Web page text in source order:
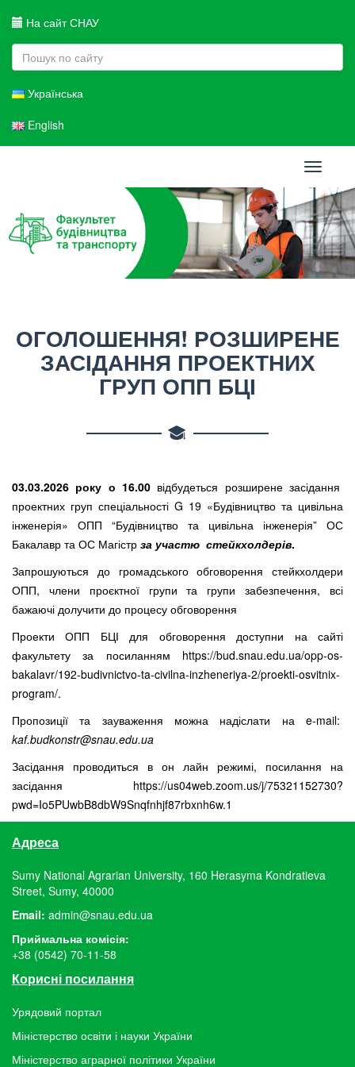
На сайт СНАУ
Українська
English
Toggle
ОГОЛОШЕННЯ! РОЗШИРЕНЕ
ЗАСІДАННЯ ПРОЕКТНИХ
ГРУП ОПП БЦІ
03.03.2026 року о 16.00 відбудеться розширене засідання
проектних груп спеціальності G 19 «Будівництво та цивільна
інженерія» ОПП “Будівництво та цивільна інженерія” ОС
Бакалавр та ОС Магістр за участю стейкхолдерів.
Запрошуються до громадського обговорення стейкхолдери
ОПП, члени проєктної групи та групи забезпечення, всі
бажаючі долучити до процесу обговорення
Проекти ОПП БЦІ для обговорення доступни на сайті
факультету за посиланням https://bud.snau.edu.ua/opp-os-
bakalavr/192-budivnictvo-ta-civilna-inzheneriya-2/proekti-osvitnix-
program/.
Пропозиції та зауваження можна надіслати на e-mail:
kaf.budkonstr@snau.edu.ua
Засідання проводиться в он лайн режимі, посилання на
засідання https://us04web.zoom.us/j/75321152730?
pwd=Io5PUwbB8dbW9Snqfnhjf87rbxnh6w.1
Адреса
Sumy National Agrarian University, 160 Herasyma Kondratieva
Street, Sumy, 40000
Email: admin@snau.edu.ua
Приймальна комісія:
+38 (0542) 70-11-58
Корисні посилання
Урядовий портал
Міністерство освіти і науки України
Міністерство аграрної політики України